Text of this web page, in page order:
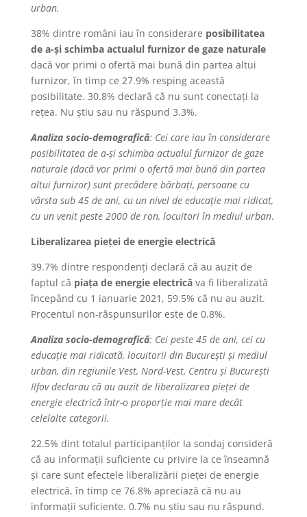
urban.
38% dintre români iau în considerare posibilitatea
de a-și schimba actualul furnizor de gaze naturale
dacă vor primi o ofertă mai bună din partea altui
furnizor, în timp ce 27.9% resping această
posibilitate. 30.8% declară că nu sunt conectați la
rețea. Nu știu sau nu răspund 3.3%.
Analiza socio-demografică: Cei care iau în considerare
posibilitatea de a-și schimba actualul furnizor de gaze
naturale (dacă vor primi o ofertă mai bună din partea
altui furnizor) sunt precădere bărbați, persoane cu
vârsta sub 45 de ani, cu un nivel de educație mai ridicat,
cu un venit peste 2000 de ron, locuitori în mediul urban.
Liberalizarea pieței de energie electrică
39.7% dintre respondenți declară că au auzit de
faptul că piața de energie electricăva fi liberalizată
începând cu 1 ianuarie 2021, 59.5% că nu au auzit.
Procentul non-răspunsurilor este de 0.8%.
Analiza socio-demografică: Cei peste 45 de ani, cei cu
educație mai ridicată, locuitorii din București și mediul
urban, din regiunile Vest, Nord-Vest, Centru și București
Ilfov declarau că au auzit de liberalizarea pieței de
energie electrică într-o proporție mai mare decât
celelalte categorii.
22.5% dint totalul participanților la sondaj consideră
că au informații suficiente cu privire la ce înseamnă
și care sunt efectele liberalizării pieței de energie
electrică, în timp ce 76.8% apreciază că nu au
informații suficiente. 0.7% nu știu sau nu răspund.